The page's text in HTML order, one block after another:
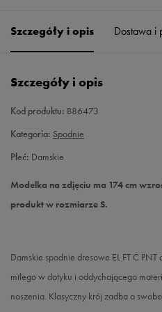
S Powiadom o
Szczegóły i opis Dostawa i
Szczegóły i opis
Kod produktu: B86473
Kategoria: Spodnie
Płeć: Damskie
Modelka na zdjęciu ma 174 cm
produkt w rozmiarze S.
Damskie spodnie dresowe EL FT C
miłego w dotyku i oddychającego
noszenia. Klasyczny krój zadba o